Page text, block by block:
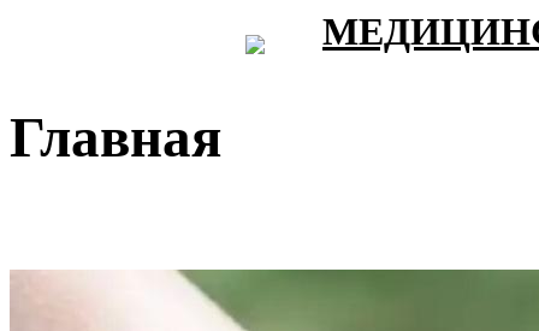
Главная